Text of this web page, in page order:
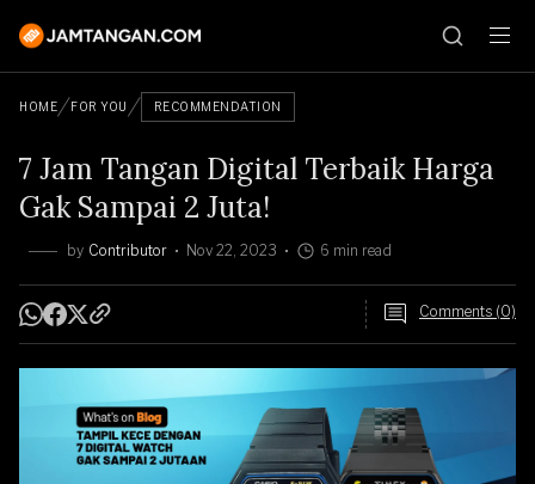
HOME FOR YOU RECOMMENDATION
7 Jam Tangan Digital Terbaik Harga
Gak Sampai 2 Juta!
by Contributor Nov 22, 2023 6 min read
Comments (0)